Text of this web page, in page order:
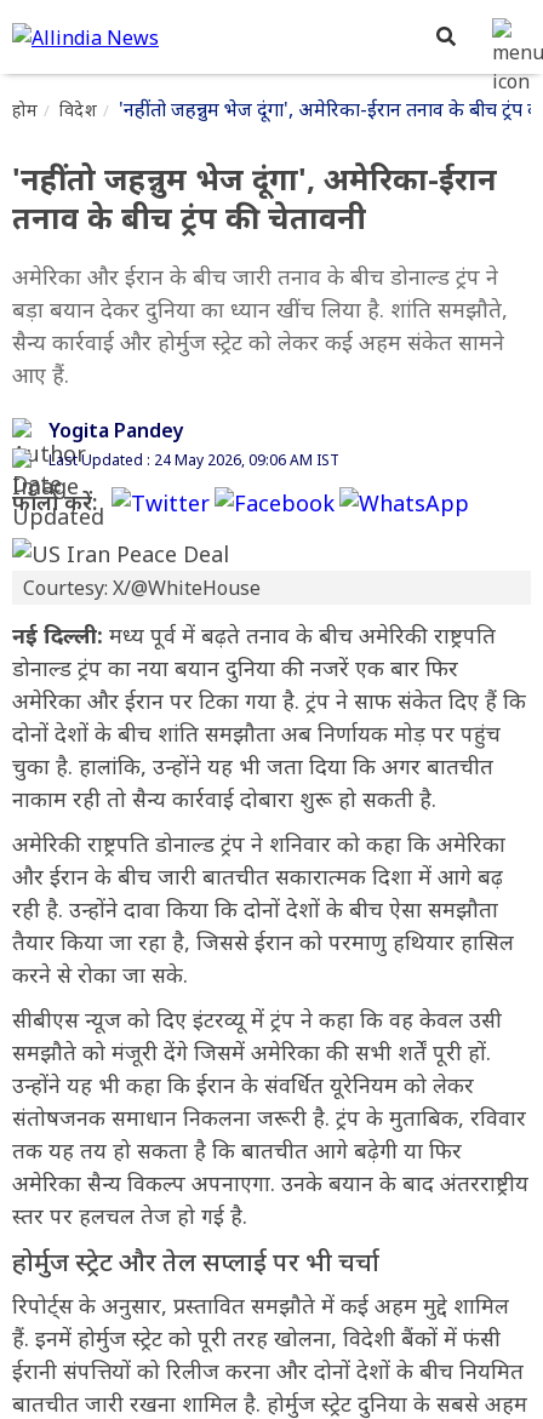
होम विदेश 'नहीं तो जहन्नुम भेज दूंगा', अमेरिका-ईरान तनाव के बीच ट्रंप
'नहीं तो जहन्नुम भेज दूंगा', अमेरिका-ईरान
तनाव के बीच ट्रंप की चेतावनी
अमेरिका और ईरान के बीच जारी तनाव के बीच डोनाल्ड ट्रंप ने
बड़ा बयान देकर दुनिया का ध्यान खींच लिया है. शांति समझौते,
सैन्य कार्रवाई और होर्मुज स्ट्रेट को लेकर कई अहम संकेत सामने
आए हैं.
Yogita Pandey
Last Updated : 24 May 2026, 09:06 AM IST
फॉलो करें:
Courtesy: X/@WhiteHouse
नई दिल्ली: मध्य पूर्व में बढ़ते तनाव के बीच अमेरिकी राष्ट्रपति
डोनाल्ड ट्रंप का नया बयान दुनिया की नजरें एक बार फिर
अमेरिका और ईरान पर टिका गया है. ट्रंप ने साफ संकेत दिए हैं कि
दोनों देशों के बीच शांति समझौता अब निर्णायक मोड़ पर पहुंच
चुका है. हालांकि, उन्होंने यह भी जता दिया कि अगर बातचीत
नाकाम रही तो सैन्य कार्रवाई दोबारा शुरू हो सकती है.
अमेरिकी राष्ट्रपति डोनाल्ड ट्रंप ने शनिवार को कहा कि अमेरिका
और ईरान के बीच जारी बातचीत सकारात्मक दिशा में आगे बढ़
रही है. उन्होंने दावा किया कि दोनों देशों के बीच ऐसा समझौता
तैयार किया जा रहा है, जिससे ईरान को परमाणु हथियार हासिल
करने से रोका जा सके.
सीबीएस न्यूज को दिए इंटरव्यू में ट्रंप ने कहा कि वह केवल उसी
समझौते को मंजूरी देंगे जिसमें अमेरिका की सभी शर्तें पूरी हों.
उन्होंने यह भी कहा कि ईरान के संवर्धित यूरेनियम को लेकर
संतोषजनक समाधान निकलना जरूरी है. ट्रंप के मुताबिक, रविवार
तक यह तय हो सकता है कि बातचीत आगे बढ़ेगी या फिर
अमेरिका सैन्य विकल्प अपनाएगा. उनके बयान के बाद अंतरराष्ट्रीय
स्तर पर हलचल तेज हो गई है.
होर्मुज स्ट्रेट और तेल सप्लाई पर भी चर्चा
रिपोर्ट्स के अनुसार, प्रस्तावित समझौते में कई अहम मुद्दे शामिल
हैं. इनमें होर्मुज स्ट्रेट को पूरी तरह खोलना, विदेशी बैंकों में फंसी
ईरानी संपत्तियों को रिलीज करना और दोनों देशों के बीच नियमित
बातचीत जारी रखना शामिल है. होर्मुज स्ट्रेट दुनिया के सबसे अहम